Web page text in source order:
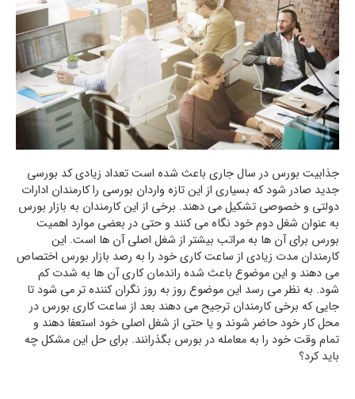
جذابیت بورس در سال جاری باعث شده است تعداد زیادی کد بورسی
جدید صادر شود که بسیاری از این تازه واردان بورسی را کارمندان ادارات
دولتی و خصوصی تشکیل می دهند. برخی از این کارمندان به بازار بورس
به عنوان شغل دوم خود نگاه می کنند و حتی در بعضی موارد اهمیت
بورس برای آن ها به مراتب بیشتر از شغل اصلی آن ها است. این
کارمندان مدت زیادی از ساعت کاری خود را به رصد بازار بورس اختصاص
می دهند و این موضوع باعث شده راندمان کاری آن ها به شدت کم
شود. به نظر می رسد این موضوع روز به روز نگران کننده تر می شود تا
جایی که برخی کارمندان ترجیح می دهند بعد از ساعت کاری بورس در
محل کار خود حاضر شوند و یا حتی از شغل اصلی خود استعفا دهند و
تمام وقت خود را به معامله در بورس بگذرانند. برای حل این مشکل چه
باید کرد؟